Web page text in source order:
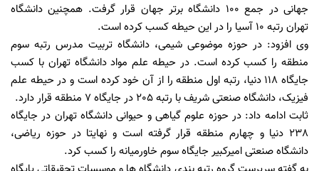
جهانی در جمع 100 دانشگاه برتر جهان قرار گرفت. همچنین دانشگاه
تهران رتبه 10 آسیا را در این حیطه کسب کرده است.
وی افزود: در حوزه موضوعی شیمی، دانشگاه تربیت مدرس رتبه سوم
منطقه را کسب کرده است. در حیطه علم مواد دانشگاه تهران با کسب
جایگاه 118 دنیا، رتبه اول منطقه را از آن خود کرده است و در حیطه علم
فیزیک، دانشگاه صنعتی شریف با رتبه 205 در جایگاه 7 منطقه قرار دارد.
ثابت ادامه داد: در حوزه علوم گیاهی و حیوانی دانشگاه تهران در جایگاه
238 دنیا و چهارم منطقه قرار گرفته است و نهایتا در حوزه ریاضی،
دانشگاه صنعتی امیرکبیر جایگاه سوم خاورمیانه را کسب کرد.